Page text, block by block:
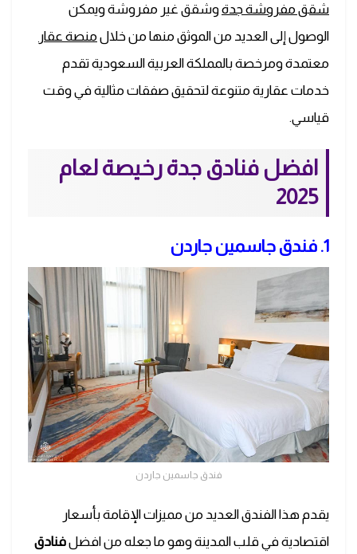
شقق مفروشة جدةوشقق غير مفروشة ويمكن
الوصول إلى العديد من الموثق منها من خلال منصة عقار
معتمدة ومرخصة بالمملكة العربية السعودية تقدم
خدمات عقارية متنوعة لتحقيق صفقات مثالية في وقت
قياسي.
افضل فنادق جدة رخيصة لعام
2025
1. فندق جاسمين جاردن
فندق جاسمين جاردن
يقدم هذا الفندق العديد من مميزات الإقامة بأسعار
اقتصادية في قلب المدينة وهو ما جعله من افضلفنادق